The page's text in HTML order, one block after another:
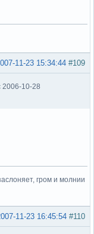
#109
11-23 15:34:44
2006-10-28
гром и молнии
#110
11-23 16:45:54